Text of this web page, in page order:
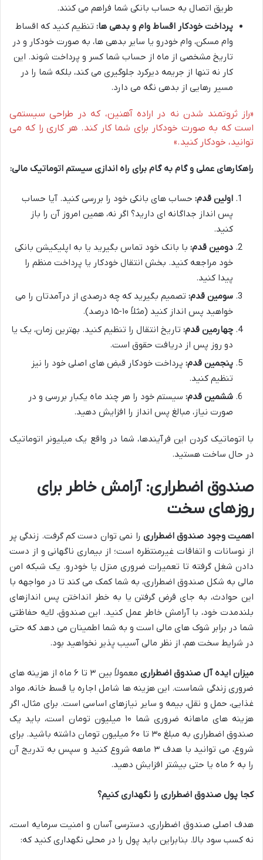
طریق اتصال به حساب بانکی شما فراهم می کنند.
پرداخت خودکار اقساط وام و بدهی ها: تنظیم کنید که اقساط
وام مسکن، وام خودرو یا سایر بدهی ها، به صورت خودکار و در
تاریخ مشخصی از ماه از حساب شما کسر و پرداخت شوند. این
کار نه تنها از جریمه دیرکرد جلوگیری می کند، بلکه شما را در
مسیر رهایی از بدهی نگه می دارد.
«راز ثروتمند شدن نه در اراده آهنین، که در طراحی سیستمی
است که به صورت خودکار برای شما کار کند. هر کاری را که می
توانید، خودکار کنید.»
راهکارهای عملی و گام به گام برای راه اندازی سیستم اتوماتیک مالی:
اولین قدم: حساب های بانکی خود را بررسی کنید. آیا حساب
پس انداز جداگانه ای دارید؟ اگر نه، همین امروز آن را باز
کنید.
دومین قدم: با بانک خود تماس بگیرید یا به اپلیکیشن بانکی
خود مراجعه کنید. بخش انتقال خودکار یا پرداخت منظم را
پیدا کنید.
سومین قدم: تصمیم بگیرید که چه درصدی از درآمدتان را می
خواهید پس انداز کنید (مثلاً ۱۰-۱۵ درصد).
چهارمین قدم: تاریخ انتقال را تنظیم کنید. بهترین زمان، یک یا
دو روز پس از دریافت حقوق است.
پنجمین قدم: پرداخت خودکار قبض های اصلی خود را نیز
تنظیم کنید.
ششمین قدم: سیستم خود را هر چند ماه یکبار بررسی و در
صورت نیاز، مبالغ پس انداز را افزایش دهید.
با اتوماتیک کردن این فرآیندها، شما در واقع یک میلیونر اتوماتیک
در حال ساخت هستید.
صندوق اضطراری: آرامش خاطر برای
روزهای سخت
اهمیت وجود صندوق اضطراری را نمی توان دست کم گرفت. زندگی پر
از نوسانات و اتفاقات غیرمنتظره است؛ از بیماری ناگهانی و از دست
دادن شغل گرفته تا تعمیرات ضروری منزل یا خودرو. یک شبکه امن
مالی به شکل صندوق اضطراری، به شما کمک می کند تا در مواجهه با
این حوادث، به جای قرض گرفتن یا به خطر انداختن پس اندازهای
بلندمدت خود، با آرامش خاطر عمل کنید. این صندوق، لایه حفاظتی
شما در برابر شوک های مالی است و به شما اطمینان می دهد که حتی
در شرایط سخت هم، از نظر مالی آسیب پذیر نخواهید بود.
میزان ایده آل صندوق اضطراری
معمولاً بین ۳ تا ۶ ماه از هزینه های
ضروری زندگی شماست. این هزینه ها شامل اجاره یا قسط خانه، مواد
غذایی، حمل و نقل، بیمه و سایر نیازهای اساسی است. برای مثال، اگر
هزینه های ماهانه ضروری شما ۱۰ میلیون تومان است، باید یک
صندوق اضطراری به مبلغ ۳۰ تا ۶۰ میلیون تومان داشته باشید. برای
شروع، می توانید با هدف ۳ ماهه شروع کنید و سپس به تدریج آن
را به ۶ ماه یا حتی بیشتر افزایش دهید.
کجا پول صندوق اضطراری را نگهداری کنیم؟
هدف اصلی صندوق اضطراری، دسترسی آسان و امنیت سرمایه است،
نه کسب سود بالا. بنابراین باید پول را در محلی نگهداری کنید که: